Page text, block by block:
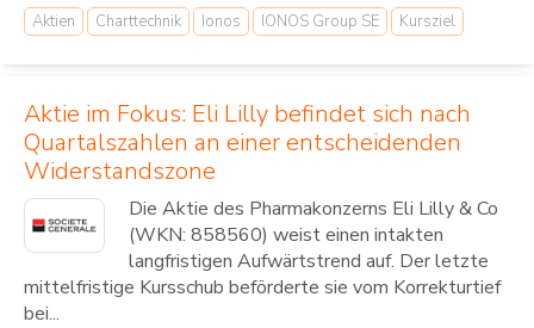
Aktien Charttechnik Ionos IONOS Group SE Kursziel
Aktie im Fokus: Eli Lilly befindet sich nach
Quartalszahlen an einer entscheidenden
Widerstandszone
Die Aktie des Pharmakonzerns Eli Lilly & Co
(WKN: 858560) weist einen intakten
langfristigen Aufwärtstrend auf. Der letzte
mittelfristige Kursschub beförderte sie vom Korrekturtief
bei...